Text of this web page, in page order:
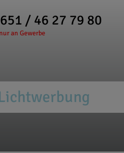
/ 46 27 79 80
an Gewerbe